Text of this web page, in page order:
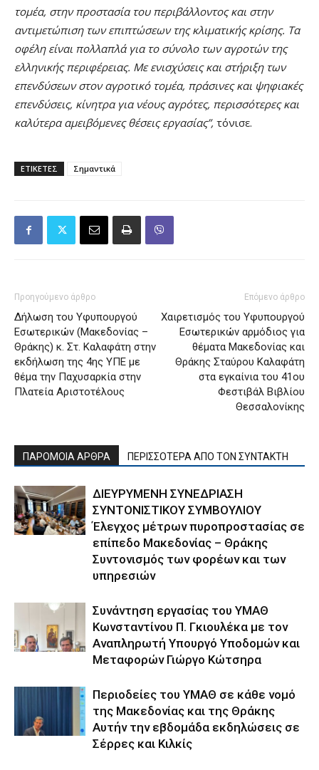
τομέα, στην προστασία του περιβάλλοντος και στην
αντιμετώπιση των επιπτώσεων της κλιματικής κρίσης. Τα
οφέλη είναι πολλαπλά για το σύνολο των αγροτών της
ελληνικής περιφέρειας. Με ενισχύσεις και στήριξη των
επενδύσεων στον αγροτικό τομέα, πράσινες και ψηφιακές
επενδύσεις, κίνητρα για νέους αγρότες, περισσότερες και
καλύτερα αμειβόμενες θέσεις εργασίας”, τόνισε.
ΕΤΙΚΕΤΕΣ Σημαντικά
Προηγούμενο άρθρο
Δήλωση του Υφυπουργού
Εσωτερικών (Μακεδονίας –
Θράκης) κ. Στ. Καλαφάτη στην
εκδήλωση της 4ης ΥΠΕ με
θέμα την Παχυσαρκία στην
Πλατεία Αριστοτέλους
Επόμενο άρθρο
Χαιρετισμός του Υφυπουργού
Εσωτερικών αρμόδιος για
θέματα Μακεδονίας και
Θράκης Σταύρου Καλαφάτη
στα εγκαίνια του 41ου
Φεστιβάλ Βιβλίου
Θεσσαλονίκης
ΠΑΡΟΜΟΙΑ ΑΡΘΡΑ ΠΕΡΙΣΣΟΤΕΡΑ ΑΠΟ ΤΟΝ ΣΥΝΤΑΚΤΗ
ΔΙΕΥΡΥΜΕΝΗ ΣΥΝΕΔΡΙΑΣΗ
ΣΥΝΤΟΝΙΣΤΙΚΟΥ ΣΥΜΒΟΥΛΙΟΥ
Έλεγχος μέτρων πυροπροστασίας σε
επίπεδο Μακεδονίας – Θράκης
Συντονισμός των φορέων και των
υπηρεσιών
Συνάντηση εργασίας του ΥΜΑΘ
Κωνσταντίνου Π. Γκιουλέκα με τον
Αναπληρωτή Υπουργό Υποδομών και
Μεταφορών Γιώργο Κώτσηρα
Περιοδείες του ΥΜΑΘ σε κάθε νομό
της Μακεδονίας και της Θράκης
Αυτήν την εβδομάδα εκδηλώσεις σε
Σέρρες και Κιλκίς